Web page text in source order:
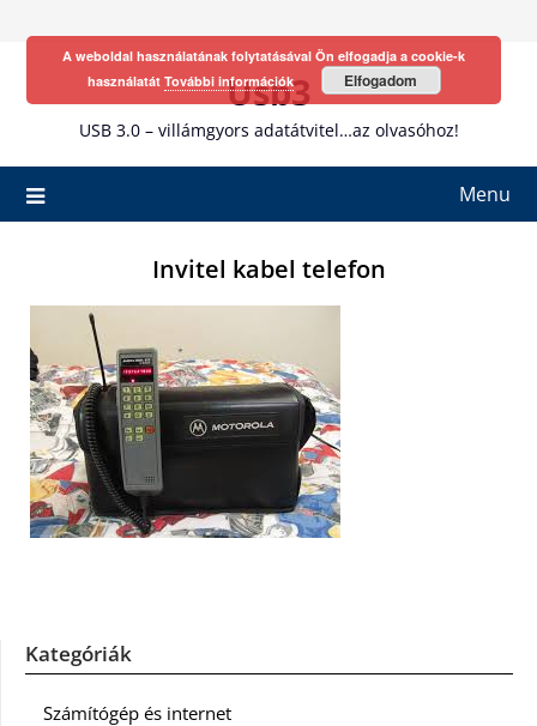
Usb3
USB 3.0 – villámgyors adatátvitel…az olvasóhoz!
Menu
Invitel kabel telefon
Kategóriák
Számítógép és internet
A weboldal használatának folytatásával Ön elfogadja a cookie-k
használatát További információk Elfogadom